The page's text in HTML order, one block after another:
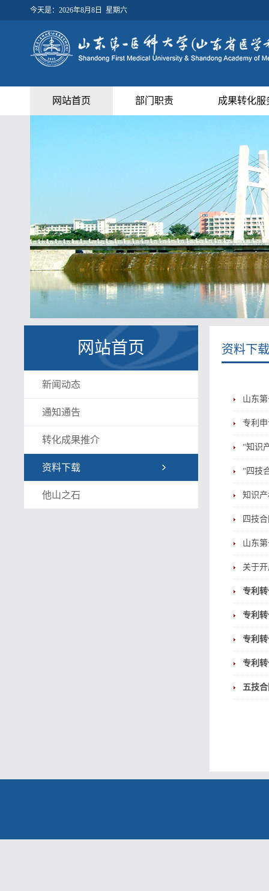
今天是： 2026年8月8日 星期六
网站首页 部门职责 成果转化服
网站首页
新闻动态
通知通告
转化成果推介
资料下载
他山之石
资料下载
山东
专利
“知识
“四技
知识
四技
山东
关于
专利
专利
专利
专利
五技